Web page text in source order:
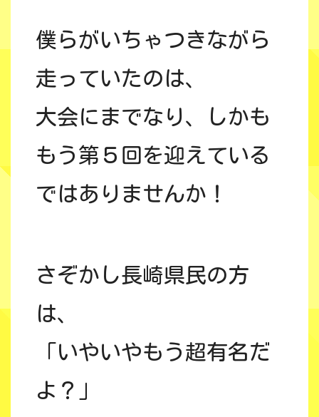
僕らがいちゃつきながら
走っていたのは、
大会にまでなり、しかも
もう第５回を迎えている
ではありませんか！
さぞかし長崎県民の方
は、
「いやいやもう超有名だ
よ？」